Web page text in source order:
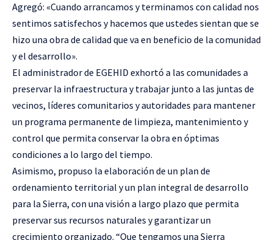
Agregó: «Cuando arrancamos y terminamos con calidad nos
sentimos satisfechos y hacemos que ustedes sientan que se
hizo una obra de calidad que va en beneficio de la comunidad
y el desarrollo».
El administrador de EGEHID exhortó a las comunidades a
preservar la infraestructura y trabajar junto a las juntas de
vecinos, líderes comunitarios y autoridades para mantener
un programa permanente de limpieza, mantenimiento y
control que permita conservar la obra en óptimas
condiciones a lo largo del tiempo.
Asimismo, propuso la elaboración de un plan de
ordenamiento territorial y un plan integral de desarrollo
para la Sierra, con una visión a largo plazo que permita
preservar sus recursos naturales y garantizar un
crecimiento organizado. “Que tengamos una Sierra